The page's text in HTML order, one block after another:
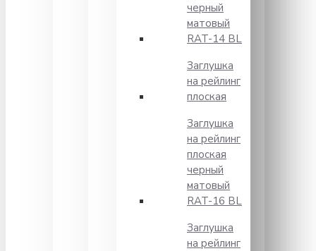
черный
матовый
RAT-14 BL
Заглушка
на рейлинг
плоская
Заглушка
на рейлинг
плоская
черный
матовый
RAT-16 BL
Заглушка
на рейлинг